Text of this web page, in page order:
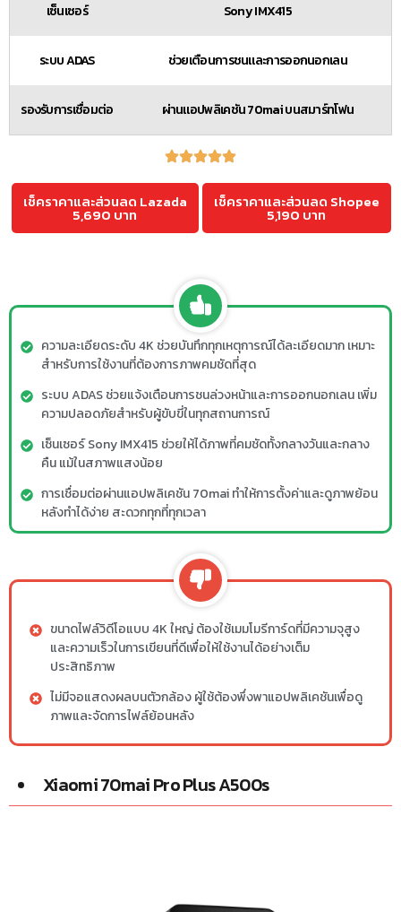
เซ็นเซอร์ Sony IMX415
ระบบ ADAS ช่วยเตือนการชนและการออกนอกเลน
รองรับการเชื่อมต่อ ผ่านแอปพลิเคชัน 70mai บนสมาร์ทโฟน
เช็คราคาและส่วนลด Lazada
5,690 บาท
เช็คราคาและส่วนลด Shopee
5,190 บาท
ความละเอียดระดับ 4K ช่วยบันทึกทุกเหตุการณ์ได้ละเอียดมาก เหมาะ
สำหรับการใช้งานที่ต้องการภาพคมชัดที่สุด
ระบบ ADAS ช่วยแจ้งเตือนการชนล่วงหน้าและการออกนอกเลน เพิ่ม
ความปลอดภัยสำหรับผู้ขับขี่ในทุกสถานการณ์
เซ็นเซอร์ Sony IMX415 ช่วยให้ได้ภาพที่คมชัดทั้งกลางวันและกลาง
คืน แม้ในสภาพแสงน้อย
การเชื่อมต่อผ่านแอปพลิเคชัน 70mai ทำให้การตั้งค่าและดูภาพย้อน
หลังทำได้ง่าย สะดวกทุกที่ทุกเวลา
ขนาดไฟล์วิดีโอแบบ 4K ใหญ่ ต้องใช้เมมโมรีการ์ดที่มีความจุสูง
และความเร็วในการเขียนที่ดีเพื่อให้ใช้งานได้อย่างเต็ม
ประสิทธิภาพ
ไม่มีจอแสดงผลบนตัวกล้อง ผู้ใช้ต้องพึ่งพาแอปพลิเคชันเพื่อดู
ภาพและจัดการไฟล์ย้อนหลัง
Xiaomi 70mai Pro Plus A500s